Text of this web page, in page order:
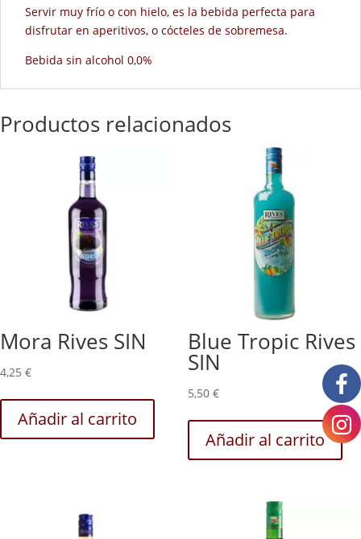
Servir muy frío o con hielo, es la bebida perfecta para
disfrutar en aperitivos, o cócteles de sobremesa.
Bebida sin alcohol 0,0%
Productos relacionados
Mora Rives SIN
4,25 €
Añadir al carrito
Blue Tropic Rives
SIN
5,50 €
Añadir al carrito